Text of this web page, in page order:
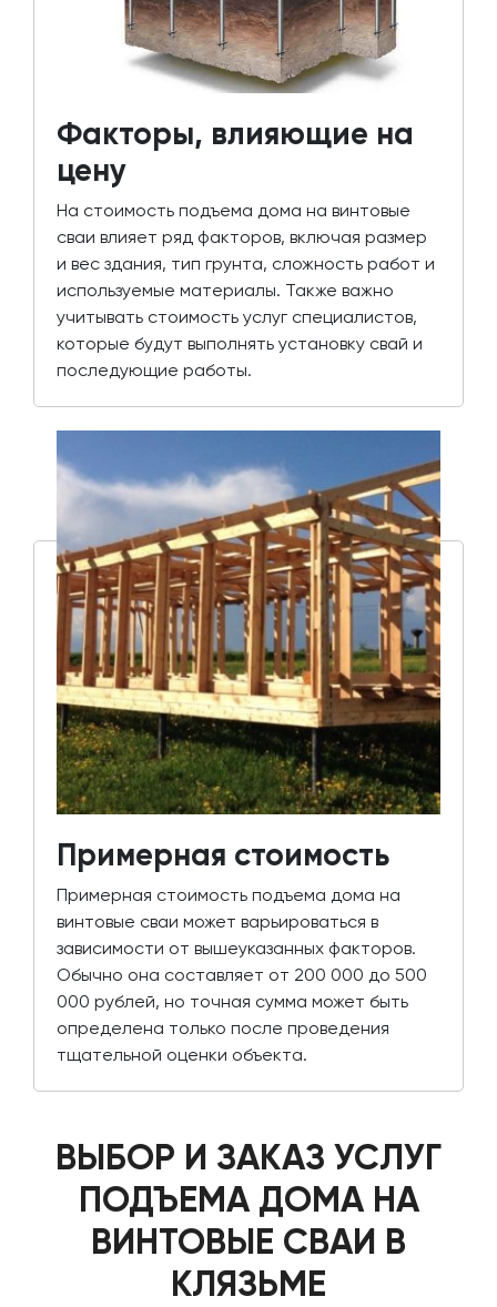
Факторы, влияющие на
цену
На стоимость подъема дома на винтовые
сваи влияет ряд факторов, включая размер
и вес здания, тип грунта, сложность работ и
используемые материалы. Также важно
учитывать стоимость услуг специалистов,
которые будут выполнять установку свай и
последующие работы.
Примерная стоимость
Примерная стоимость подъема дома на
винтовые сваи может варьироваться в
зависимости от вышеуказанных факторов.
Обычно она составляет от 200 000 до 500
000 рублей, но точная сумма может быть
определена только после проведения
тщательной оценки объекта.
ВЫБОР И ЗАКАЗ УСЛУГ
ПОДЪЕМА ДОМА НА
ВИНТОВЫЕ СВАИ В
КЛЯЗЬМЕ